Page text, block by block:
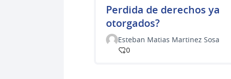
Perdida de derechos ya
otorgados?
Esteban Matias Martinez Sosa
0